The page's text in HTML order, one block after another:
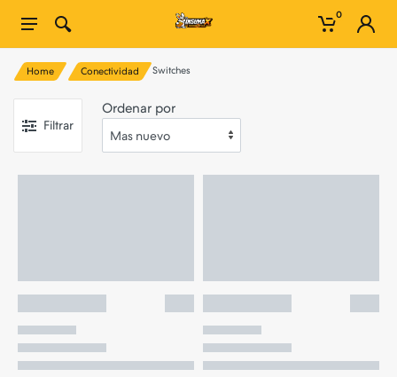
0
Home Conectividad Switches
Filtrar
Ordenar por